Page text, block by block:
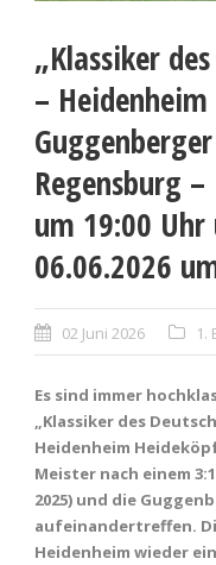
„Klassiker
–
Regensburg
um 19:00
06.06.2026
02 Juni 2026 1.
Es sind immer
„Klassiker des
Heidenheim
Meister nach einem
2025) und die
aufeinandertreffen.
Heidenheim wieder